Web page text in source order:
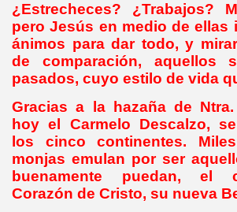
¿Estrecheces? ¿Trabajos?
pero Jesús en medio de ellas
ánimos para dar todo, y
de comparación, aquellos
pasados, cuyo estilo de vida
Gracias a la hazaña de Ntra.
hoy el Carmelo Descalzo,
los cinco continentes.
monjas emulan por ser
buenamente puedan, el
Corazón de Cristo, su nueva